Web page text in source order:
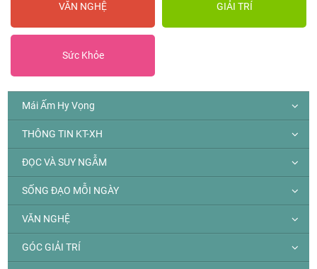
VĂN NGHỆ GIẢI TRÍ
Sức Khỏe
Mái Ấm Hy Vọng
THÔNG TIN KT-XH
ĐỌC VÀ SUY NGẪM
SỐNG ĐẠO MỖI NGÀY
VĂN NGHỆ
GÓC GIẢI TRÍ